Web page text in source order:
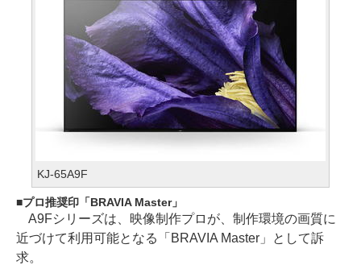
KJ-65A9F
プロ推奨印「BRAVIA Master」
A9Fシリーズは、映像制作プロが、制作環境の画質に
近づけて利用可能となる「BRAVIA Master」として訴
求。